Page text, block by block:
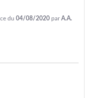
du 04/08/2020 parA.A.